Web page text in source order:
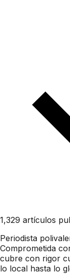
1,329 artículos
Periodista
Comprometida
cubre con rigor
lo local hasta lo